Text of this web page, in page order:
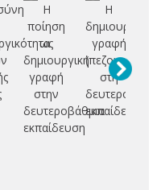
Η
ποίηση
ως
δημιουργική
γραφή
στην
δευτεροβάθμια
εκπαίδευση
Η
δημιουργική
γραφή
(πεζογραφία)
στη
εκπαίδευση